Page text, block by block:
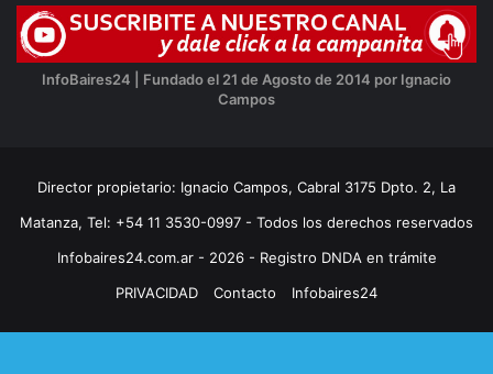
InfoBaires24 | Fundado el 21 de Agosto de 2014 por Ignacio
Campos
Director propietario: Ignacio Campos, Cabral 3175 Dpto. 2, La
Matanza, Tel: +54 11 3530-0997 - Todos los derechos reservados
Infobaires24.com.ar - 2026 - Registro DNDA en trámite
PRIVACIDAD
Contacto Infobaires24